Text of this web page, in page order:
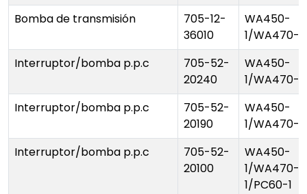
Bomba de transmisión
705-12-
36010
WA450-
1/WA470-1
Interruptor/bomba p.p.c
705-52-
20240
WA450-
1/WA470-1
Interruptor/bomba p.p.c
705-52-
20190
WA450-
1/WA470-1
Interruptor/bomba p.p.c
705-52-
20100
WA450-
1/WA470-
1/PC60-1